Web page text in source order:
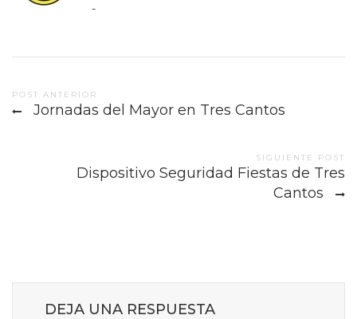
-
Post
POST ANTERIOR
Jornadas del Mayor en Tres Cantos
SIGUIENTE POST
Dispositivo Seguridad Fiestas de Tres
Cantos
DEJA UNA RESPUESTA